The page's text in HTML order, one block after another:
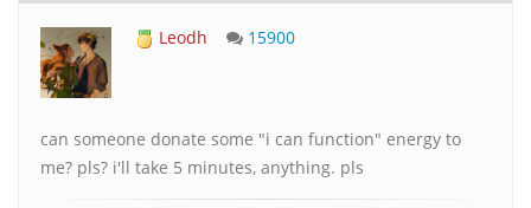
Leodh 15900
can someone donate some "i can function" energy to
me? pls? i'll take 5 minutes, anything. pls